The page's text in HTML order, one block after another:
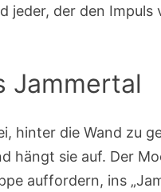
jeder, der den
Jammertal
hinter die Wand zu
hängt sie auf. Der
auffordern, ins